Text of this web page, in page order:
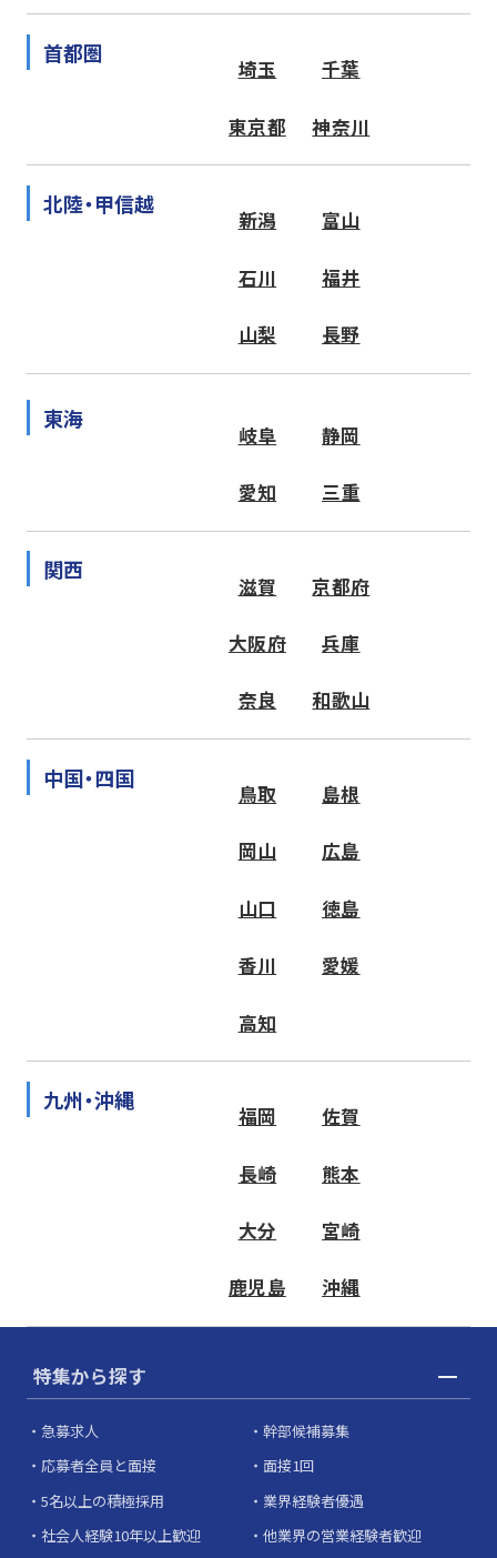
首都圏
埼玉 千葉
東京都 神奈川
北陸・甲信越
新潟 富山
石川 福井
山梨 長野
東海
岐阜 静岡
愛知 三重
関西
滋賀 京都府
大阪府 兵庫
奈良 和歌山
中国・四国
鳥取 島根
岡山 広島
山口 徳島
香川 愛媛
高知
九州・沖縄
福岡 佐賀
長崎 熊本
大分 宮崎
鹿児島 沖縄
特集から探す
急募求人
幹部候補募集
応募者全員と面接
面接1回
5名以上の積極採用
業界経験者優遇
社会人経験10年以上歓迎
他業界の営業経験者歓迎